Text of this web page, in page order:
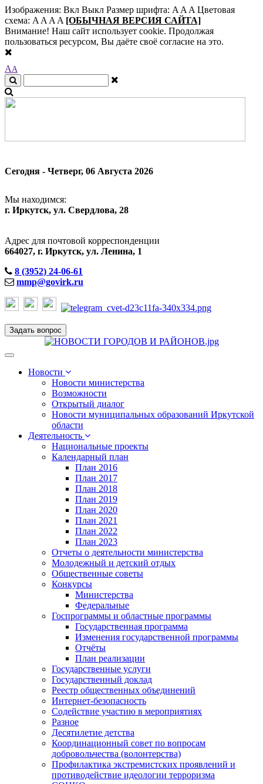
Изображения: Вкл Выкл Размер шрифта: A A A Цветовая
схема: A A A A [ОБЫЧНАЯ ВЕРСИЯ САЙТА]
Внимание! Наш сайт использует cookie. Продолжая
пользоваться ресурсом, Вы даёте своё согласие на это.
AA
Сегодня - Четверг, 06 Августа 2026
Мы находимся:
г. Иркутск, ул. Свердлова, 28
Адрес для почтовой корреспонденции
664027, г. Иркутск, ул. Ленина, 1
8 (3952) 24-06-61
mmp@govirk.ru
Задать вопрос
Toggle
navigationНовости
Новости министерства
Возможности
Открытый диалог
Новости муниципальных образований Иркутской
области
Деятельность
Национальные проекты
Календарный план
План 2016
План 2017
План 2018
План 2019
План 2020
План 2021
План 2022
План 2023
Отчеты о деятельности министерства
Молодежный и детский отдых
Общественные советы
Конкурсы
Министерства
Федеральные
Госпрограммы и областные программы
Государственная программа
Изменения государственной программы
Отчёты
План реализации
Государственные услуги
Государственный доклад
Реестр общественных объединений
Интернет-безопасность
Содействие участию в мероприятиях
Разное
Десятилетие детства
Координационный совет по вопросам
добровольчества (волонтерства)
Профилактика экстремистских проявлений и
противодействие идеологии терроризма